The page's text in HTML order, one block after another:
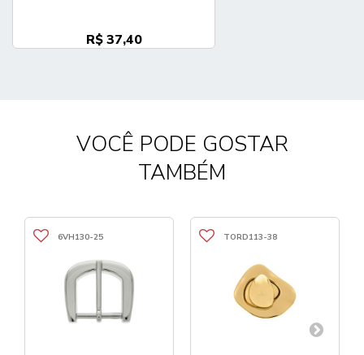
R$ 37,40
VOCÊ PODE GOSTAR
TAMBÉM
6VH130-25 TORD113-38